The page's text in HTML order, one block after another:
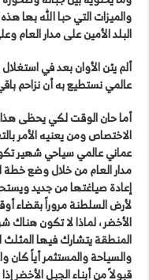
والميزات التي حبا الله بها
البلد الأمين على مدار العام
ألم يئن الأوان بعد في
عالمي نستطيع به أن نزاحم
أما حان الوقت لكي يحظى هذا
الاختصاص ومن يعنيه الأمر
عماني عالمي سياحي شهير
مدار العام من خلال وضع خطة
إعادة صياغتها من جديد
لأرض السلطنة مروراً بقضاء
الأخضر ، لماذا لا تكون هناك
المنطقة يتشارك فيها المثلث
والسياحة والمستثمر أياً
قبولاً من أبناء الجبل الأخضر